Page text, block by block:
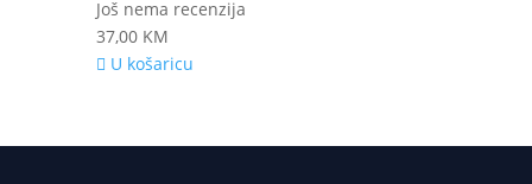
Još nema recenzija
37,00 KM
U košaricu